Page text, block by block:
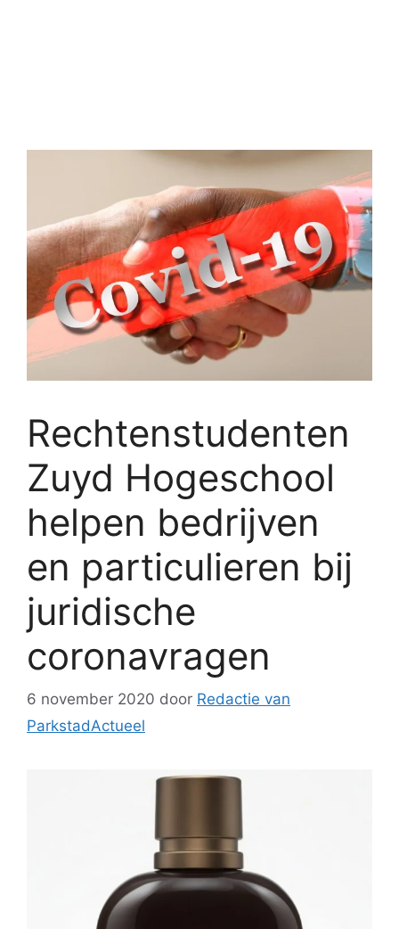
Rechtenstudenten
Zuyd Hogeschool
helpen bedrijven
en particulieren bij
juridische
coronavragen
6 november 2020 door Redactie van
ParkstadActueel